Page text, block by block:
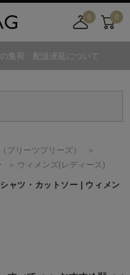
0
舗
カ
ト
0
集荷・配送遅延について
（プリーツプリーズ）
ウィメンズ(レディース)
シャツ・カットソー | ウィメン